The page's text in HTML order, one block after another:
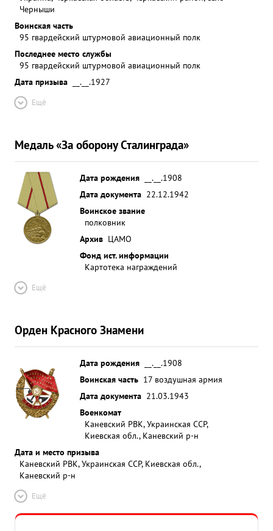
Черныши
Воинская часть
95 гвардейский штурмовой авиационный полк
Последнее место службы
95 гвардейский штурмовой авиационный полк
Дата призыва
__.__.1927
Ещё
Медаль «За оборону Сталинграда»
Дата рождения
__.__.1908
Дата документа 22.12.1942
Воинское звание
полковник
Архив ЦАМО
Фонд ист. информации
Картотека награждений
Ещё
Орден Красного Знамени
Дата рождения
__.__.1908
Воинская часть 17 воздушная армия
Дата документа 21.03.1943
Военкомат
Каневский РВК, Украинская ССР,
Киевская обл., Каневский р-н
Дата и место призыва
Каневский РВК, Украинская ССР, Киевская обл.,
Каневский р-н
Ещё